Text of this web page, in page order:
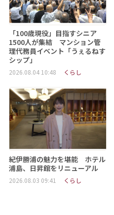
「100歳現役」目指すシニア
1500人が集結 マンション管
理代務員イベント「うぇるねす
シップ」
2026.08.04 10:48 くらし
紀伊勝浦の魅力を堪能 ホテル
浦島、日昇館をリニューアル
2026.08.03 09:41 くらし